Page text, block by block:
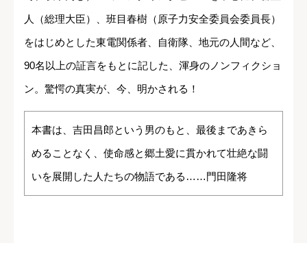
人（総理大臣）、班目春樹（原子力安全委員会委員長）
をはじめとした東電関係者、自衛隊、地元の人間など、
90名以上の証言をもとに記した、渾身のノンフィクショ
ン。驚愕の真実が、今、明かされる！
本書は、吉田昌郎という男のもと、最後まであきら
めることなく、使命感と郷土愛に貫かれて壮絶な闘
いを展開した人たちの物語である……門田隆将